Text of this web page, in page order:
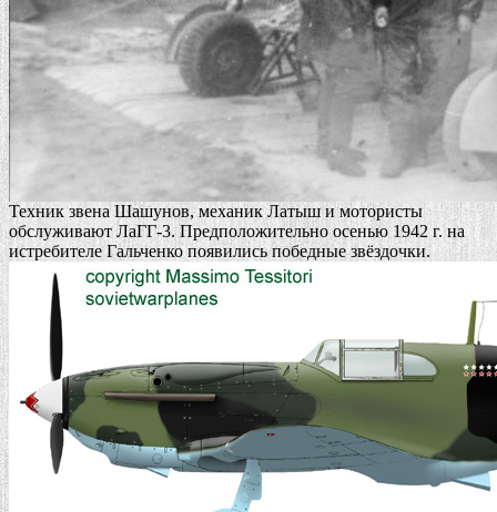
Техник звена Шашунов, механик Латыш и мотористы
обслуживают ЛаГГ-3. Предположительно осенью 1942 г. на
истребителе Гальченко появились победные звёздочки.